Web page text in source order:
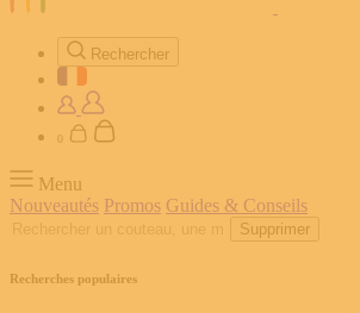
Rechercher
0
Menu
Nouveautés Promos Guides & Conseils
Supprimer
Recherches populaires